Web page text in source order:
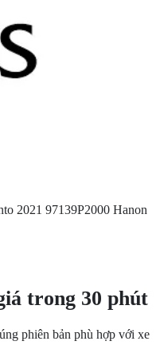
2021 97139P2000 Hanon
trong 30 phút
phiên bản phù hợp với xe